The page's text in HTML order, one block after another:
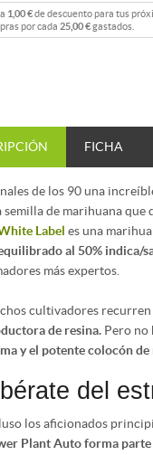
1,00 €de descuento para tus
por cada 25,00 €gastados.
FICHA
de los 90 una
semilla de marihuana que
Label es una
al 50% indica/
más expertos.
cultivadores recurren
de resina. Pero no
y el potente colocón de
del
los aficionados
Plant Auto forma parte